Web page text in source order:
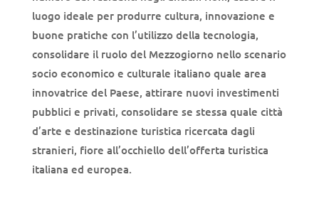
luogo ideale per produrre cultura, innovazione e
buone pratiche con l’utilizzo della tecnologia,
consolidare il ruolo del Mezzogiorno nello scenario
socio economico e culturale italiano quale area
innovatrice del Paese, attirare nuovi investimenti
pubblici e privati, consolidare se stessa quale città
d’arte e destinazione turistica ricercata dagli
stranieri, fiore all’occhiello dell’offerta turistica
italiana ed europea.